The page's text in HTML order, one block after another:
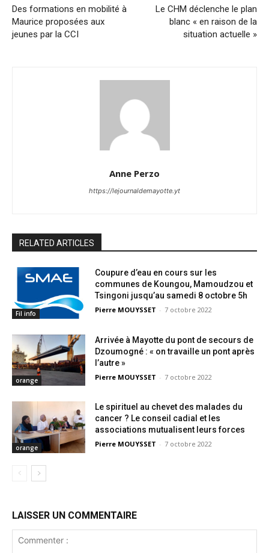
Des formations en mobilité à
Maurice proposées aux
jeunes par la CCI
Le CHM déclenche le plan
blanc « en raison de la
situation actuelle »
Anne Perzo
https://lejournaldemayotte.yt
RELATED ARTICLES
Fil info
Coupure d’eau en cours sur les
communes de Koungou, Mamoudzou et
Tsingoni jusqu’au samedi 8 octobre 5h
Pierre MOUYSSET - 7 octobre 2022
orange
Arrivée à Mayotte du pont de secours de
Dzoumogné : « on travaille un pont après
l’autre »
Pierre MOUYSSET - 7 octobre 2022
orange
Le spirituel au chevet des malades du
cancer ? Le conseil cadial et les
associations mutualisent leurs forces
Pierre MOUYSSET - 7 octobre 2022
LAISSER UN COMMENTAIRE